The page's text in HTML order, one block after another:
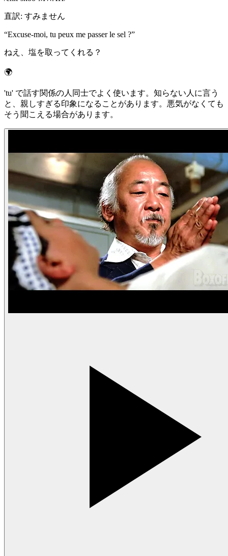
直訳: すみません
“Excuse-moi, tu peux me passer le sel ?”
ねえ、塩を取ってくれる？
🌍
'tu' で話す関係の人同士でよく使います。知らない人に言う
と、親しすぎる印象になることがあります。悪気がなくても
そう聞こえる場合があります。